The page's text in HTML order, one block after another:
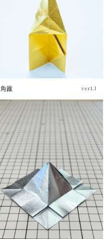
チュートリアル ブログ
角錐 ver1.1